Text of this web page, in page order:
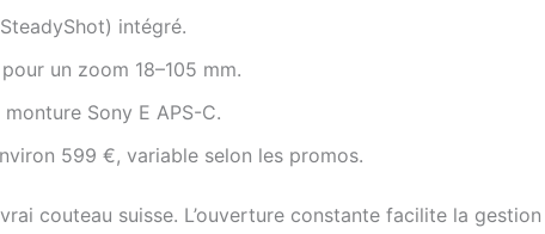
intégré.
un zoom 18–105 mm.
Sony E APS-C.
599 €, variable selon les promos.
couteau suisse. L’ouverture constante facilite la